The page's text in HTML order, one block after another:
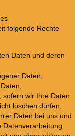
folgende Rechte
Daten und deren
Daten,
sofern wir Ihre Daten
löschen dürfen,
Daten bei uns und
Datenverarbeitung